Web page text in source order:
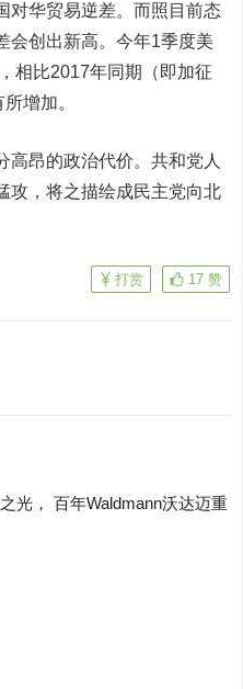
对华贸易逆差。而照目前态
会创出新高。今年1季度美
相比2017年同期（即加征
增加。
昂的政治代价。共和党人
攻，将之描绘成民主党向北
17 赞
打赏
光， 百年Waldmann沃达迈重